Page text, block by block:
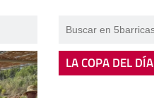
LA COPA DEL DÍA